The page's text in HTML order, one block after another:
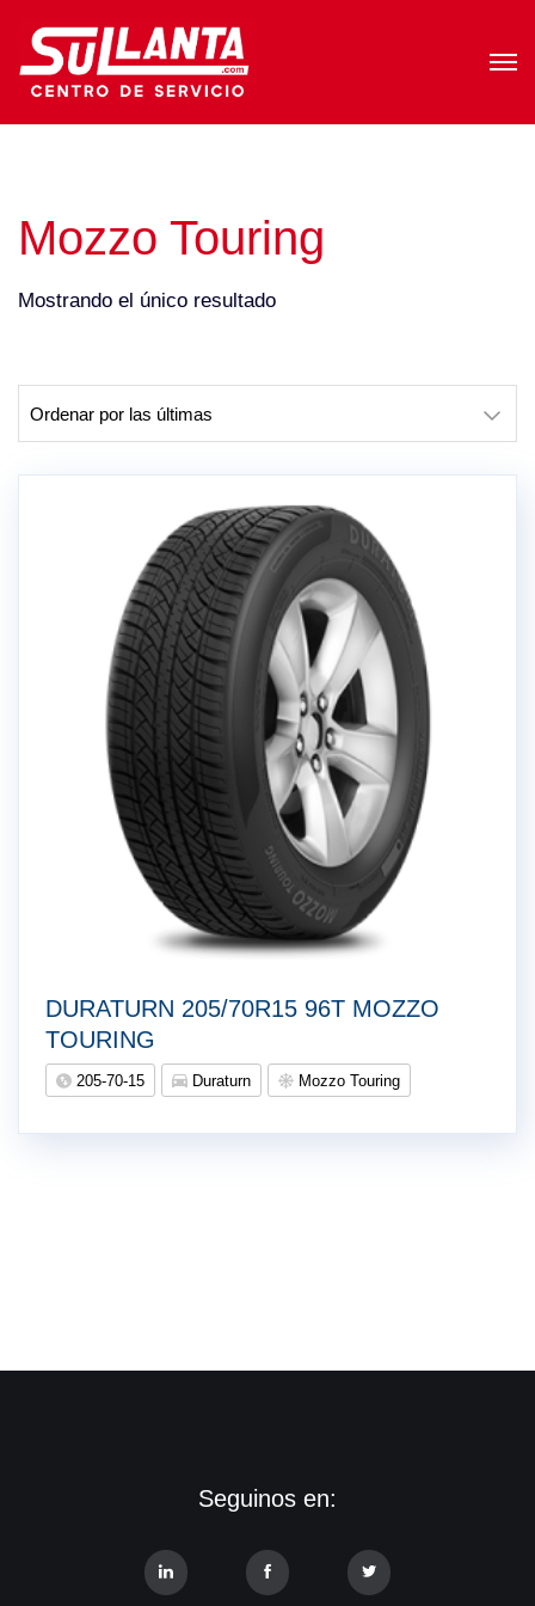
Mozzo Touring
Mostrando el único resultado
DURATURN 205/70R15 96T MOZZO
TOURING
205-70-15 Duraturn Mozzo Touring
Seguinos en: